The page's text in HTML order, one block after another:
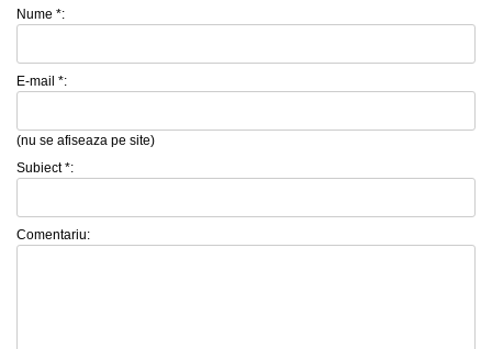
Nume *:
E-mail *:
(nu se afiseaza pe site)
Subiect *:
Comentariu: